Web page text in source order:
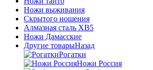
Ножи выживания
Скрытого ношения
Алмазная сталь ХВ5
Ножи Дамасские
Другие товарыНазад
Рогатки
Ножи Россия